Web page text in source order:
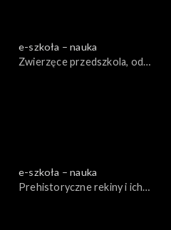
e-szkoła – nauka
Zwierzęce przedszkola, odc.
e-szkoła – nauka
Prehistoryczne rekiny i ich